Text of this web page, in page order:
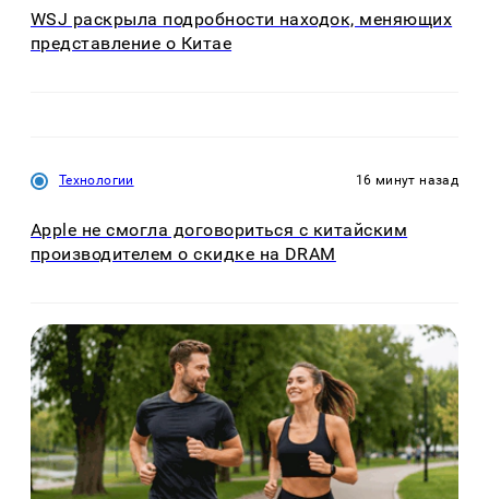
WSJ раскрыла подробности находок, меняющих
представление о Китае
Технологии 16 минут назад
Apple не смогла договориться с китайским
производителем о скидке на DRAM